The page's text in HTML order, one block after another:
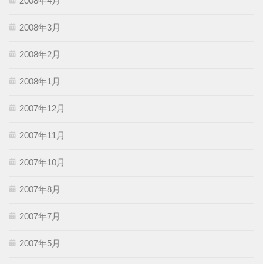
2008年3月
2008年2月
2008年1月
2007年12月
2007年11月
2007年10月
2007年8月
2007年7月
2007年5月